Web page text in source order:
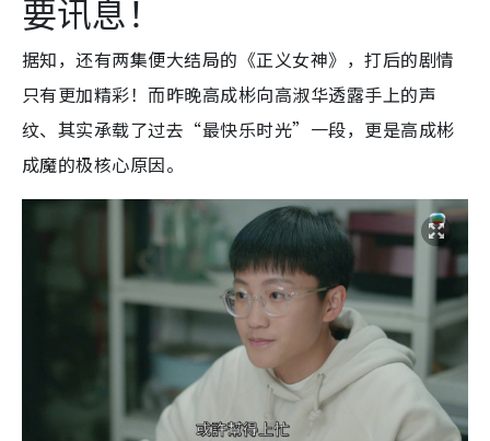
要讯息！
据知，还有两集便大结局的《正义女神》，打后的剧情
只有更加精彩！而昨晚高成彬向高淑华透露手上的声
纹、其实承载了过去“最快乐时光”一段，更是高成彬
成魔的极核心原因。